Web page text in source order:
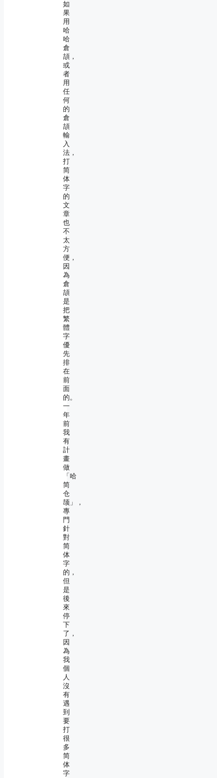
如
果
用
哈
哈
倉
頡，
或
者
用
任
何
的
倉
頡
輸
入
法，
打
简
体
字
的
文
章
也
不
太
方
便，
因
為
倉
頡
是
把
繁
體
字
優
先
排
在
前
面
的。
一
年
前
我
有
計
畫
做
「哈
简
仓
颉」，
專
門
針
對
简
体
字
的，
但
是
後
來
停
下
了，
因
為
我
個
人
沒
有
遇
到
要
打
很
多
简
体
字